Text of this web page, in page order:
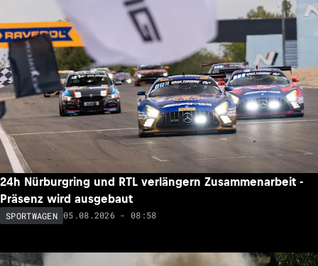
24h Nürburgring und RTL verlängern Zusammenarbeit -
Präsenz wird ausgebaut
SPORTWAGEN 05.08.2026 - 08:58